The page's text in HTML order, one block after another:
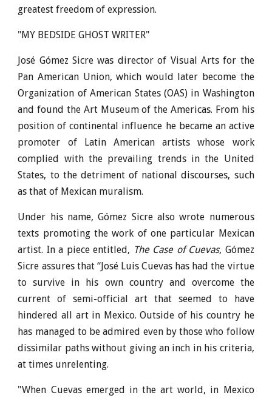
greatest freedom of expression.
"MY BEDSIDE GHOST WRITER"
José Gómez Sicre was director of Visual Arts for the
Pan American Union, which would later become the
Organization of American States (OAS) in Washington
and found the Art Museum of the Americas. From his
position of continental influence he became an active
promoter of Latin American artists whose work
complied with the prevailing trends in the United
States, to the detriment of national discourses, such
as that of Mexican muralism.
Under his name, Gómez Sicre also wrote numerous
texts promoting the work of one particular Mexican
artist. In a piece entitled, The Case of Cuevas, Gómez
Sicre assures that “José Luis Cuevas has had the virtue
to survive in his own country and overcome the
current of semi-official art that seemed to have
hindered all art in Mexico. Outside of his country he
has managed to be admired even by those who follow
dissimilar paths without giving an inch in his criteria,
at times unrelenting.
"When Cuevas emerged in the art world, in Mexico